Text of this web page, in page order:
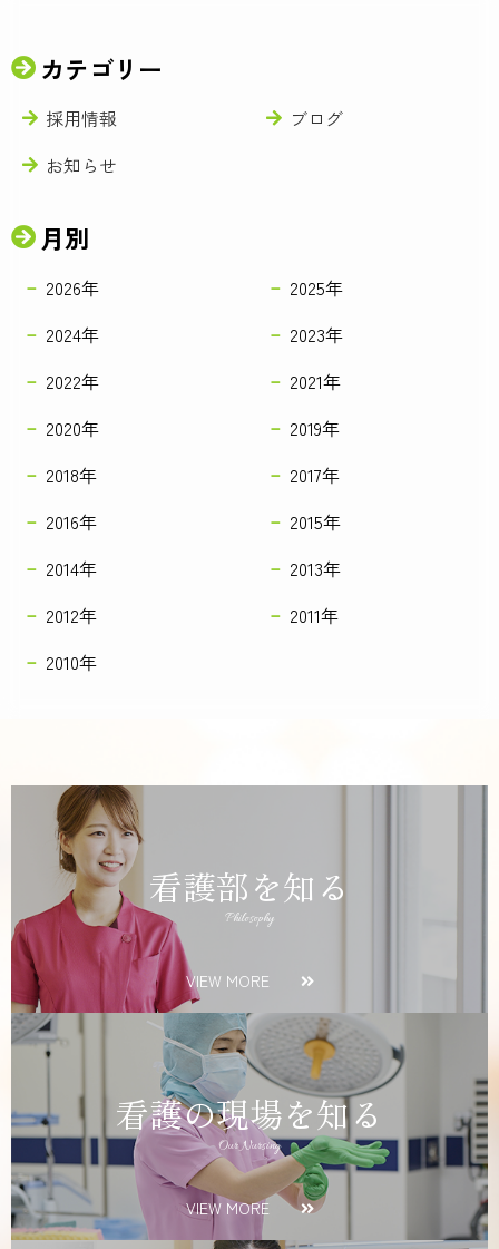
カテゴリー
採用情報
ブログ
お知らせ
月別
2026年
2025年
2024年
2023年
2022年
2021年
2020年
2019年
2018年
2017年
2016年
2015年
2014年
2013年
2012年
2011年
2010年
看護部を知る
Philosophy
VIEW MORE
看護の現場を知る
Our Nursing
VIEW MORE